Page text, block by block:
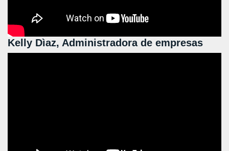
Kelly Dìaz, Administradora de empresas